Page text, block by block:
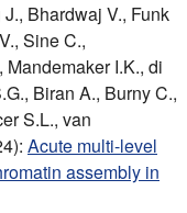
Bhardwaj V., Funk
Sine C.,
I.K., di
Biran A., Burny C.,
S.L., van
Acute multi-level
assembly in